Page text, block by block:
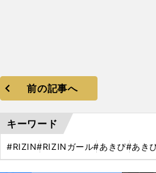
前の記事へ
キーワード
#RIZIN#RIZINガール#あきぴ#あき